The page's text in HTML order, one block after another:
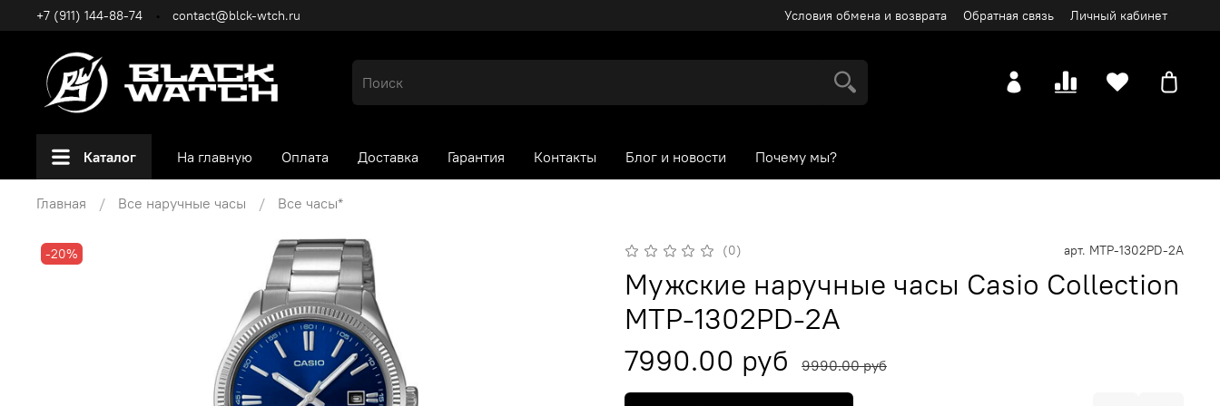
Условия обмена и возврата Обратная связь Личный кабинет
+7 (911) 144-88-74 contact@blck-wtch.ru
Каталог На главную Оплата Доставка Гарантия Контакты Блог и новости Почему мы?
Главная Все наручные часы Все часы*
-20% (0) арт. MTP-1302PD-2A
Мужские наручные часы Casio Collection
MTP-1302PD-2A
7990.00 руб
9990.00 руб